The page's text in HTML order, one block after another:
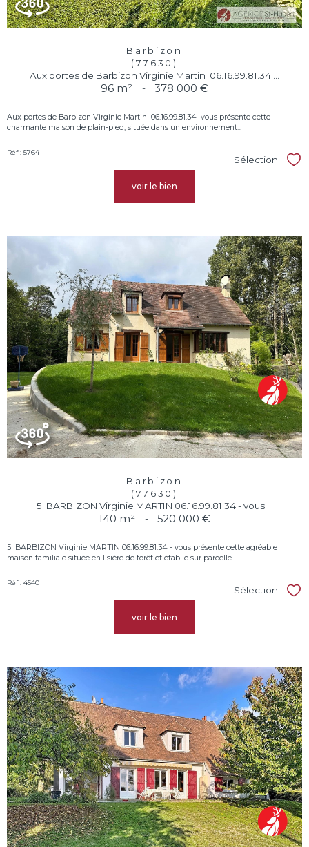
Barbizon
(77630)
Aux portes de Barbizon Virginie Martin  06.16.99.81.34 ...
96 m² - 378 000 €
Aux portes de Barbizon Virginie Martin  06.16.99.81.34  vous présente cette
charmante maison de plain-pied, située dans un environnement...
Réf : 5764
Sélection
voir le bien
Barbizon
(77630)
5' BARBIZON Virginie MARTIN 06.16.99.81.34 - vous ...
140 m² - 520 000 €
5' BARBIZON Virginie MARTIN 06.16.99.81.34 - vous présente cette agréable
maison familiale située en lisière de forêt et établie sur parcelle...
Réf : 4540
Sélection
voir le bien